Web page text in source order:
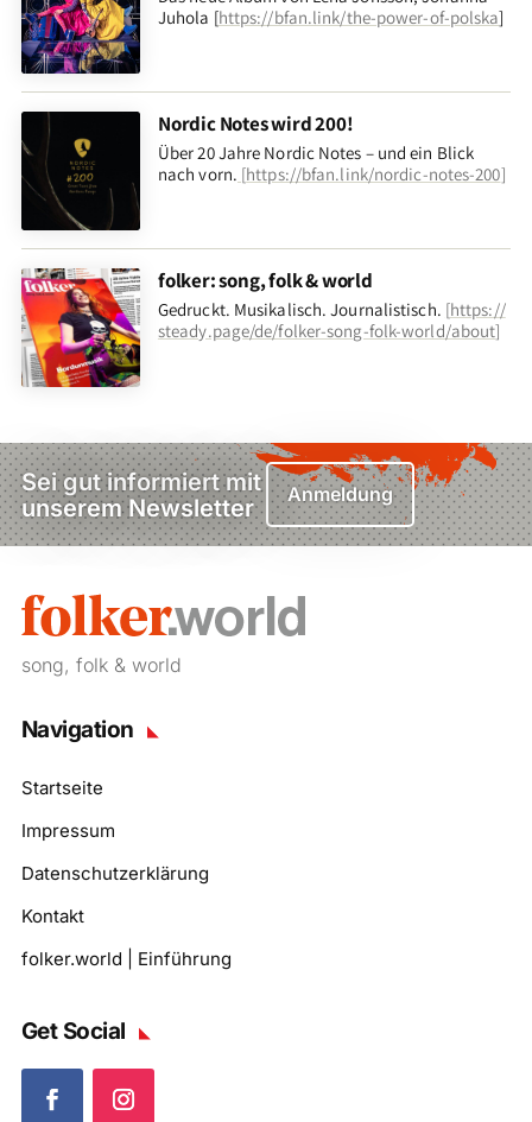
Juhola [https://bfan.link/the-power-of-polska]
Nordic Notes wird 200!
Über 20 Jahre Nordic Notes – und ein Blick
nach vorn. [https://bfan.link/nordic-notes-200]
folker: song, folk & world
Gedruckt. Musikalisch. Journalistisch. [https://
steady.page/de/folker-song-folk-world/about]
Sei gut informiert mit
unserem Newsletter
Anmeldung
song, folk & world
Navigation
Startseite
Impressum
Datenschutzerklärung
Kontakt
folker.world | Einführung
Get Social